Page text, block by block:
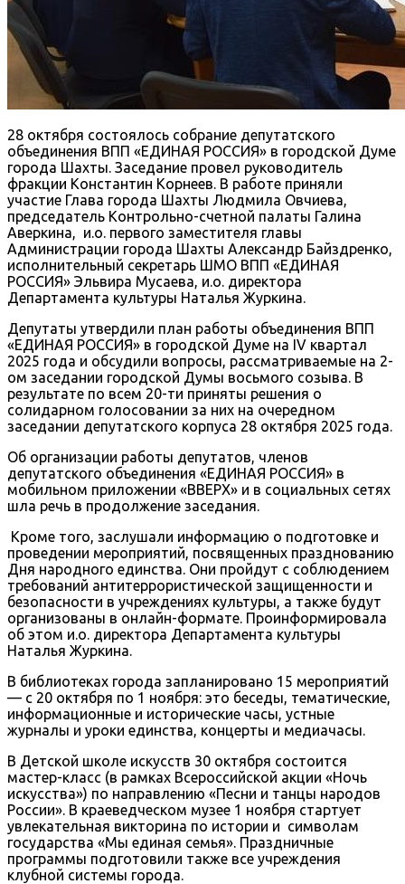
28 октября состоялось собрание депутатского
объединения ВПП «ЕДИНАЯ РОССИЯ» в городской Думе
города Шахты. Заседание провел руководитель
фракции Константин Корнеев. В работе приняли
участие Глава города Шахты Людмила Овчиева,
председатель Контрольно-счетной палаты Галина
Аверкина, и.о. первого заместителя главы
Администрации города Шахты Александр Байздренко,
исполнительный секретарь ШМО ВПП «ЕДИНАЯ
РОССИЯ» Эльвира Мусаева, и.о. директора
Департамента культуры Наталья Журкина.
Депутаты утвердили план работы объединения ВПП
«ЕДИНАЯ РОССИЯ» в городской Думе на IV квартал
2025 года и обсудили вопросы, рассматриваемые на 2-
ом заседании городской Думы восьмого созыва. В
результате по всем 20-ти приняты решения о
солидарном голосовании за них на очередном
заседании депутатского корпуса 28 октября 2025 года.
Об организации работы депутатов, членов
депутатского объединения «ЕДИНАЯ РОССИЯ» в
мобильном приложении «ВВЕРХ» и в социальных сетях
шла речь в продолжение заседания.
Кроме того, заслушали информацию о подготовке и
проведении мероприятий, посвященных празднованию
Дня народного единства. Они пройдут с соблюдением
требований антитеррористической защищенности и
безопасности в учреждениях культуры, а также будут
организованы в онлайн-формате. Проинформировала
об этом и.о. директора Департамента культуры
Наталья Журкина.
В библиотеках города запланировано 15 мероприятий
— с 20 октября по 1 ноября: это беседы, тематические,
информационные и исторические часы, устные
журналы и уроки единства, концерты и медиачасы.
В Детской школе искусств 30 октября состоится
мастер-класс (в рамках Всероссийской акции «Ночь
искусства») по направлению «Песни и танцы народов
России». В краеведческом музее 1 ноября стартует
увлекательная викторина по истории и символам
государства «Мы единая семья». Праздничные
программы подготовили также все учреждения
клубной системы города.